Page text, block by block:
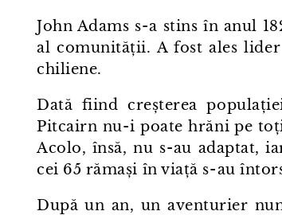
John Adams s⁠-⁠a stins în anul
al comunității. A fost ales
chiliene.
Dată fiind creșterea
Pitcairn nu⁠-⁠i poate hrăni pe
Acolo, însă, nu s⁠-⁠au adaptat,
cei 65 rămași în viață s⁠-⁠au
După un an, un aventurier